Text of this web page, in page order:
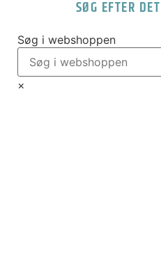
SØG EFTER
Søg i webshoppen
×